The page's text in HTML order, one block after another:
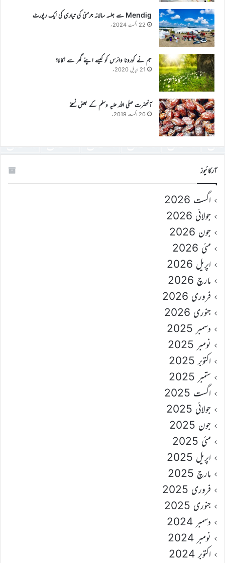
Mendig سے جلسہ سالانہ جرمنی کی تیاری کی ایک رپورٹ
22 اگست 2024ء
ہم نے کورونا وائرس کو کیسے اپنے گھر سے نکالا؟
21 اپریل 2020ء
آنحضرت صلی اللہ علیہ وسلم کے بعض نسخے
20 اگست 2019ء
آرکائیوز
اگست 2026
جولائی 2026
جون 2026
مئی 2026
اپریل 2026
مارچ 2026
فروری 2026
جنوری 2026
دسمبر 2025
نومبر 2025
اکتوبر 2025
ستمبر 2025
اگست 2025
جولائی 2025
جون 2025
مئی 2025
اپریل 2025
مارچ 2025
فروری 2025
جنوری 2025
دسمبر 2024
نومبر 2024
اکتوبر 2024